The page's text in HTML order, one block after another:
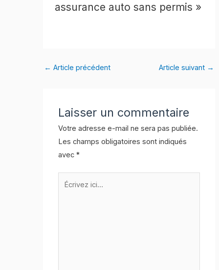
assurance auto sans permis »
← Article précédent Article suivant →
Laisser un commentaire
Votre adresse e-mail ne sera pas publiée.
Les champs obligatoires sont indiqués
avec*
Écrivez